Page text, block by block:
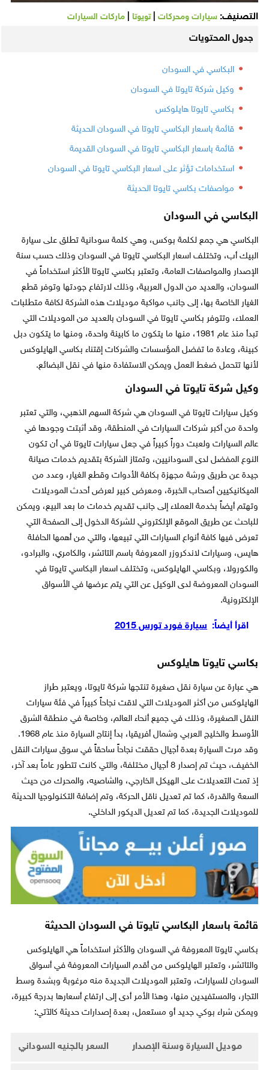
التصنيف: سيارات ومحركات|تويوتا| ماركات السيارات
جدول المحتويات
البكاسي في السودان
وكيل شركة تايوتا في السودان
بكاسي تايوتا هايلوكس
قائمة باسعار البكاسي تايوتا في السودان الحديثة
قائمة باسعار البكاسي تايوتا في السودان القديمة
استخدامات تؤثر على اسعار البكاسي تايوتا في السودان
مواصفات بكاسي تايوتا الحديثة
البكاسي في السودان
البكاسي هي جمع لكلمة بوكس، وهي كلمة سودانية تطلق على سيارة
البيك أب، وتختلف اسعار البكاسي تايوتا في السودان وذلك حسب سنة
الإصدار والمواصفات العامة، وتعتبر بكاسي تايوتا الأكثر استخداماً في
السودان، والعديد من الدول العربية، وذلك لارتفاع جودتها وتوفر قطع
الغيار الخاصة بها، إلى جانب مواكبة موديلات هذه الشركة لكافة متطلبات
العملاء، وتتوفر بكاسي تايوتا في السودان بالعديد من الموديلات التي
تبدأ منذ عام 1981، منها ما يتكون ما كابينة واحدة، ومنها ما يتكون دبل
كبينة، وعادة ما تفضل المؤسسات والشركات إقتناء بكاسي الهايلوكس
لأنها تتحمل ضغط العمل ويمكن الاستفادة منها في نقل البضائع.
وكيل شركة تايوتا في السودان
وكيل سيارات تايوتا في السودان هي شركة السهم الذهبي، والتي تعتبر
واحدة من أكبر شركات السيارات في المنطقة، وقد أثبتت وجودها في
عالم السيارات ولعبت دوراً كبيراً في جعل سيارات تايوتا في أن تكون
النوع المفضل لدى السودانيين، وتمتاز الشركة بتقديم خدمات صيانة
جيدة عن طريق ورشة مجهزة بكافة الأدوات وقطع الغيار، وعدد من
الميكانيكيين أصحاب الخبرة، ومعرض كبير لعرض أحدث الموديلات
وتهتم أيضاً بخدمة العملاء إلى جانب تقديم خدمات ما بعد البيع، ويمكن
للباحث عن طريق الموقع الإلكتروني للشركة الدخول إلى الصفحة التي
تعرض فيها كافة أنواع السيارات التي تبيعها، والتي من أهمها الحافلة
هايس، وسيارات لاندكروزر المعروفة باسم التاتشر، والكامري، والبرادو،
والكورولا، وبكاسي الهايلوكس، وتختلف اسعار البكاسي تايوتا في
السودان المعروضة لدى الوكيل عن التي يتم عرضها في الأسواق
الإلكترونية.
اقرأ أيضاً: سيارة فورد تورس 2015
بكاسي تايوتا هايلوكس
هي عبارة عن سيارة نقل صغيرة تنتجها شركة تايوتا، ويعتبر طراز
الهايلوكس من أكثر الموديلات التي لاقت نجاحاً كبيراً في فئة سيارات
النقل الصغيرة، وذلك في جميع أنحاء العالم، وخاصة في منطقة الشرق
الأوسط والخليج العربي وشمال أفريقيا، بدأ إنتاج السيارة منذ عام 1968.
وقد مرت السيارة بعدة أجيال حققت نجاحاً ساحقاً في سوق سيارات النقل
الخفيف، حيث تم إصدار 8 أجيال مختلفة، والتي كانت تتطور عاماً بعد آخر،
إذ تمت التعديلات على الهيكل الخارجي، والشاصيه، والمحرك من حيث
السعة والقدرة، كما تم تعديل ناقل الحركة، وتم إضافة التكنولوجيا الحديثة
للموديلات الجديدة، كما تم تعديل الديكور الداخلي.
قائمة باسعار البكاسي تايوتا في السودان الحديثة
بكاسي تايوتا المعروفة في السودان والأكثر استخداماً هي الهايلوكس
والتاتشر، وتعتبر الهايلوكس من أقدم السيارات المعروفة في أسواق
السودان للسيارات، وتعتبر الموديلات الجديدة منه مرغوبة وبشدة وسط
التجار، والمستفيدين منها، وهذا الأمر أدى إلى ارتفاع أسعارها بدرجة كبيرة،
ويمكن شراء بوكي جديد أو مستعمل، بعدة إصدارات حديثة كالآتي:
موديل السيارة وسنة الإصدار السعر بالجنيه السوداني